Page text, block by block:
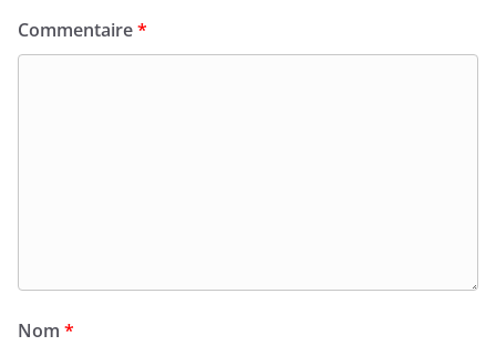
Commentaire*
Nom *